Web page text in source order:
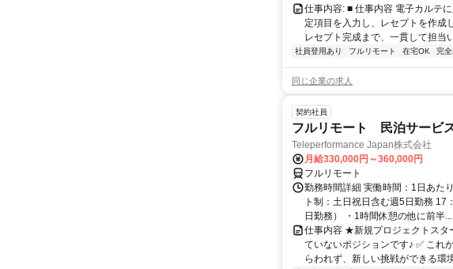
仕事内容: ■ 仕事内容 電子カルテ
定項目を入力し、レセプトを作成
レセプト完成まで、一貫して担当
社員登用あり フルリモート 在宅OK 完全
同じ企業の求人
契約社員
フルリモート 民泊サービ
Teleperformance Japan株式会社
月給330,000円～360,000円
フルリモート
勤務時間詳細 実働時間：1日あた
ト制：土日祝日含む週5日勤務
日勤務） ・1時間休憩の他に前半...
仕事内容 ★新規プロジェクトスタ
ていないポジションです♪ ✅ これ
らわれず、新しい挑戦ができる環